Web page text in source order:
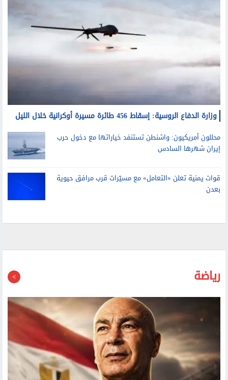
شئون خارجية
وزارة الدفاع الروسية: إسقاط 456 طائرة مسيرة أوكرانية خلال الليل
محللون أمريكيون: واشنطن تستنفد خياراتها مع دخول حرب
إيران شهرها السادس
بعدن
رياضة